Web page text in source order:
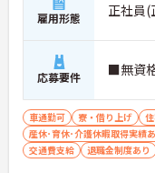
雇用形態 正社員(
応募要件 ■無資
車通勤可 寮・借り上げ
産休･育休･介護休暇取得実績
交通費支給
退職金制度あり